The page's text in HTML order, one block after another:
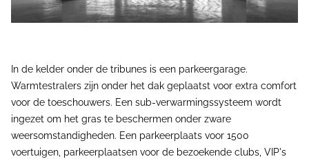
In de kelder onder de tribunes is een parkeergarage.
Warmtestralers zijn onder het dak geplaatst voor extra comfort
voor de toeschouwers. Een sub-verwarmingssysteem wordt
ingezet om het gras te beschermen onder zware
weersomstandigheden. Een parkeerplaats voor 1500
voertuigen, parkeerplaatsen voor de bezoekende clubs, VIP's